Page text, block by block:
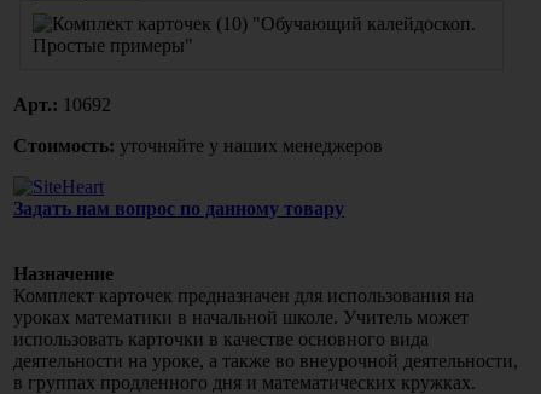
Арт.: 10692
Стоимость: уточняйте у наших менеджеров
Задать нам вопрос по данному товару
Назначение
Комплект карточек предназначен для использования на
уроках математики в начальной школе. Учитель может
использовать карточки в качестве основного вида
деятельности на уроке, а также во внеурочной деятельности,
в группах продленного дня и математических кружках.